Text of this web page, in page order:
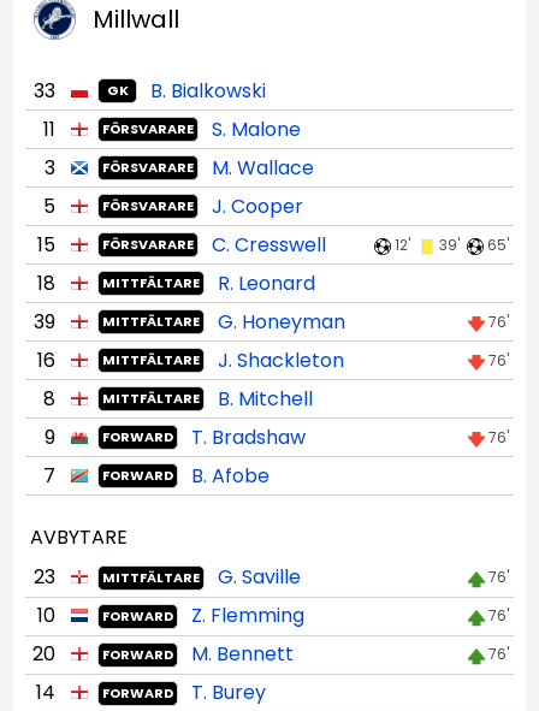
Millwall
33 GK
B. Bialkowski
11
FÖRSVARARE
S. Malone
3
FÖRSVARARE
M. Wallace
5
FÖRSVARARE
J. Cooper
15
FÖRSVARARE C. Cresswell 12' 39' 65'
18 MITTFÄLTARE
R. Leonard
39
MITTFÄLTARE G. Honeyman 76'
16 MITTFÄLTARE J. Shackleton 76'
8 MITTFÄLTARE
B. Mitchell
9
FORWARD T. Bradshaw 76'
7 FORWARD B. Afobe
AVBYTARE
23
MITTFÄLTARE G. Saville 76'
10 FORWARD Z. Flemming 76'
20 FORWARD M. Bennett 76'
14 FORWARD
T. Burey